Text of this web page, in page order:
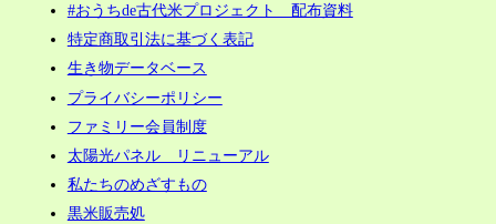
#おうちde古代米プロジェクト 配布資料
特定商取引法に基づく表記
生き物データベース
プライバシーポリシー
ファミリー会員制度
太陽光パネル リニューアル
私たちのめざすもの
黒米販売処